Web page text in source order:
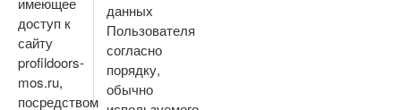
доступ к
сайту
profildoors-
mos.ru,
посредством
данных
Пользователя
согласно
порядку,
обычно